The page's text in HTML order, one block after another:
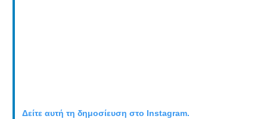
Δείτε αυτή τη δημοσίευση στο Instagram.